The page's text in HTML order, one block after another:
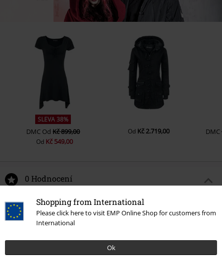
Shopping from International
Please click here to visit EMP Online Shop for customers from
International
Ok
SLEVA 38%
DMC OdKč 899,00
Od Kč 549,00
Od Kč 2.719,00 DMC
0 Hodnocení
Podělte se o váš názor "Pentagram".
Napsat hodnocení